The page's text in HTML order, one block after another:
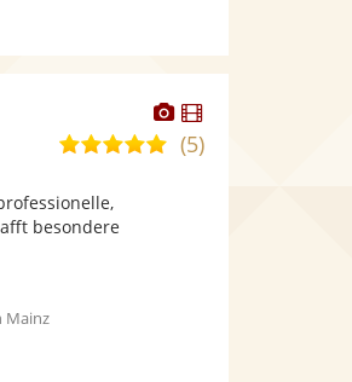
Dieser
Künstler
stellt
Dieser
Künstler
5,0(5)
besondere
Mainz